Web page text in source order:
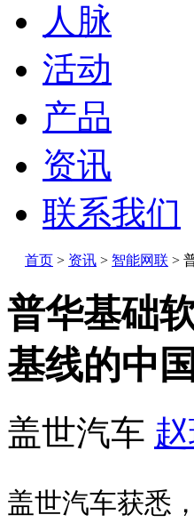
人脉
活动
产品
资讯
联系我们
首页 > 资讯 > 智能网联 >
普华基础
基线的中
盖世汽车
盖世汽车获悉